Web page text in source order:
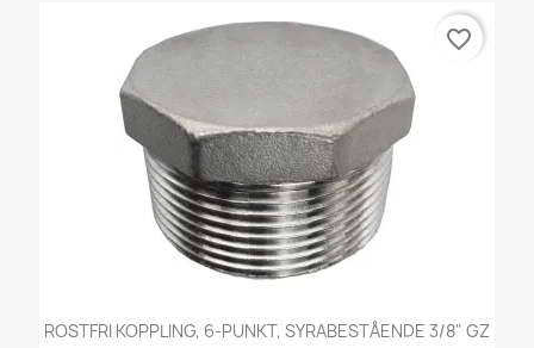
ROSTFRI KOPPLING, 6-PUNKT, SYRABESTÅENDE 3/8" GZ
favorite_border